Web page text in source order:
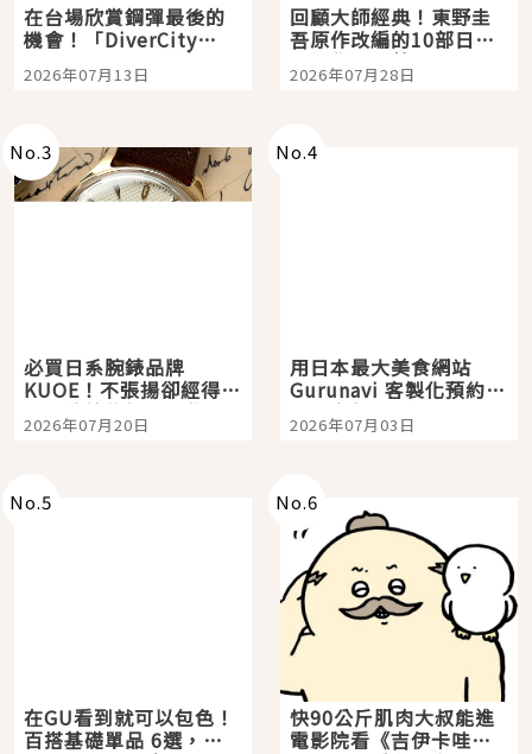
在台場欣賞鋼彈最後的
機會！「DiverCity
Tokyo Plaza」搭船、
購物、美食及夜景，一
2026年07月13日
回顧大師經典！東野圭
吾原作改編的10部日本
影視作品推薦
2026年07月28日
No.3
必買日系腕錶品牌
KUOE！不張揚卻經得起
時間洗鍊的經典之作五
選
2026年07月20日
No.4
用日本最大美食網站
Gurunavi 客製化預約九
大都市餐廳，打造專屬
美食體驗！
2026年07月03日
No.5
在GU看到就可以包色！
百搭基礎單品 6選，閉
No.6
快90公斤肌肉大叔能進
電影院看《吉伊卡哇》